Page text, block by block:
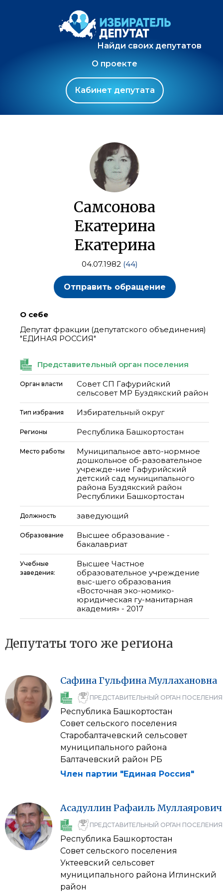
Найди своих депутатов
О проекте
Кабинет депутата
Самсонова
Екатерина
Екатерина
04.07.1982 (44)
Отправить обращение
О себе
Депутат фракции (депутатского объединения)
"ЕДИНАЯ РОССИЯ"
Представительный орган поселения
Орган власти
Совет СП Гафурийский
сельсовет МР Буздякский район
Тип избрания Избирательный округ
Регионы Республика Башкортостан
Место работы
Муниципальное авто-нормное
дошкольное об-разовательное
учрежде-ние Гафурийский
детский сад муниципального
района Буздякский район
Республики Башкортостан
Должность заведующий
Образование
Высшее образование -
бакалавриат
Учебные
заведения:
Высшее Частное
образовательное учреждение
выс-шего образования
«Восточная эко-номико-
юридическая гу-манитарная
академия» - 2017
Депутаты того же региона
Сафина ГульфинаМуллахановна
ПРЕДСТАВИТЕЛЬНЫЙ ОРГАН ПОСЕЛЕНИЯ
Республика Башкортостан
Совет сельского поселения
Старобалтачевский сельсовет
муниципального района
Балтачевский район РБ
Член партии "Единая Россия"
АсадуллинРафаиль Муллаярович
ПРЕДСТАВИТЕЛЬНЫЙ ОРГАН ПОСЕЛЕНИЯ
Республика Башкортостан
Совет сельского поселения
Уктеевский сельсовет
муниципального района Иглинский
район